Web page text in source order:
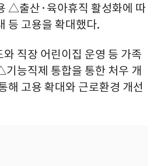
△출산·육아휴직 활성화에 따
등 고용을 확대했다.
직장 어린이집 운영 등 가족
능직제 통합을 통한 처우 개
해 고용 확대와 근로환경 개선